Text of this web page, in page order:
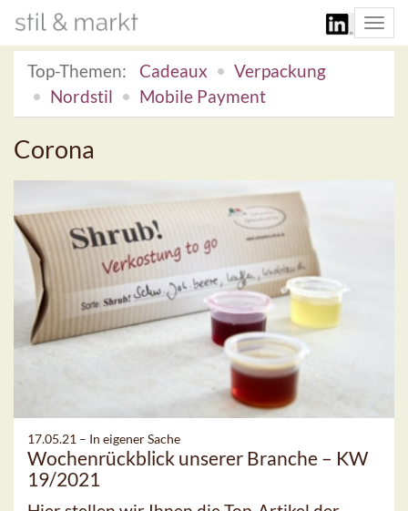
Top-Themen:
Cadeaux
Verpackung
Nordstil
Mobile Payment
Corona
17.05.21 – In eigener Sache
Wochenrückblick unserer Branche – KW
19/2021